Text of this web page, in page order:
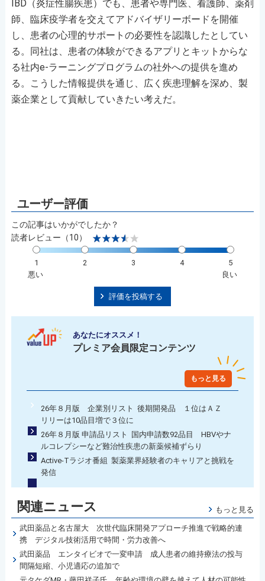
IBD（炎症性腸疾患）でも、患者や専門医、看護師、薬剤
師、臨床疫学者を交えてアドバイザリーボードを開催
し、患者の心理的サポートの必要性を認識したとしてい
る。同社は、患者の体験ができるアプリとキットからな
る社内e-ラーニングプログラムの社外への提供を進め
る。こうした情報提供を通じ、広く疾患理解を深め、製
薬企業として貢献していきたい考えだ。
この記事はいかがでしたか？
読者レビュー（10）
1 2 3 4
5
悪い
良い
評価を投稿する
あなたにオススメ！
プレミア会員限定コンテンツ
もっと見る
26年８月版 企業別リスト 後期開発品 １位はＡＺ
リリーは10品目増で３位に
26年８月版 申請品リスト 国内申請数92品目 HBVやナ
ルコレプシーなど難治性疾患の新薬候補ずらり
Active-Tラジオ番組 製薬業界経験者のキャリアと挑戦を
発信
関連ニュース もっと見る
武田薬品と名古屋大 次世代臨床開発アプローチ推進で戦略的連
携 デジタル技術活用で時間・労力改善へ
武田薬品 エンタイビオで一変申請 成人患者の維持療法の投与
間隔短縮、小児適応の追加で